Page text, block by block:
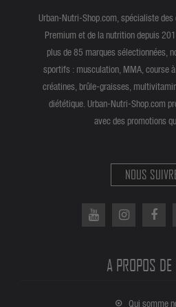
Urban-Nutri-Shop.com, spécialiste
Premium et de la nutrition depuis
plus de 85 marques sélectionnées,
sportifs : musculation, MMA, course
créatines, brûle-graisses,
diététique. Urban-Nutri-Shop.com
avec des promotions
NOUS
A PROPOS
Qui somme